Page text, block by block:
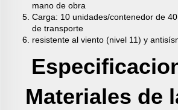
mano de obra
Carga: 10 unidades/contenedor de
de transporte
resistente al viento (nivel 11) y
Materiales de